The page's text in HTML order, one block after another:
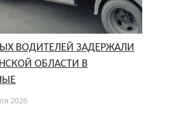
ВОДИТЕЛЕЙ ЗАДЕРЖАЛИ
ОБЛАСТИ В
2026